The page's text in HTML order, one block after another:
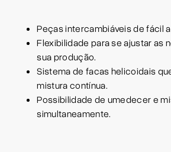
Peças intercambiáveis de fácil
Flexibilidade para se ajustar as
sua produção.
Sistema de facas helicoidais
mistura contínua.
Possibilidade de umedecer e
simultaneamente.